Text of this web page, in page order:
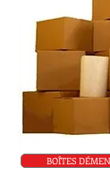
BOÎTES